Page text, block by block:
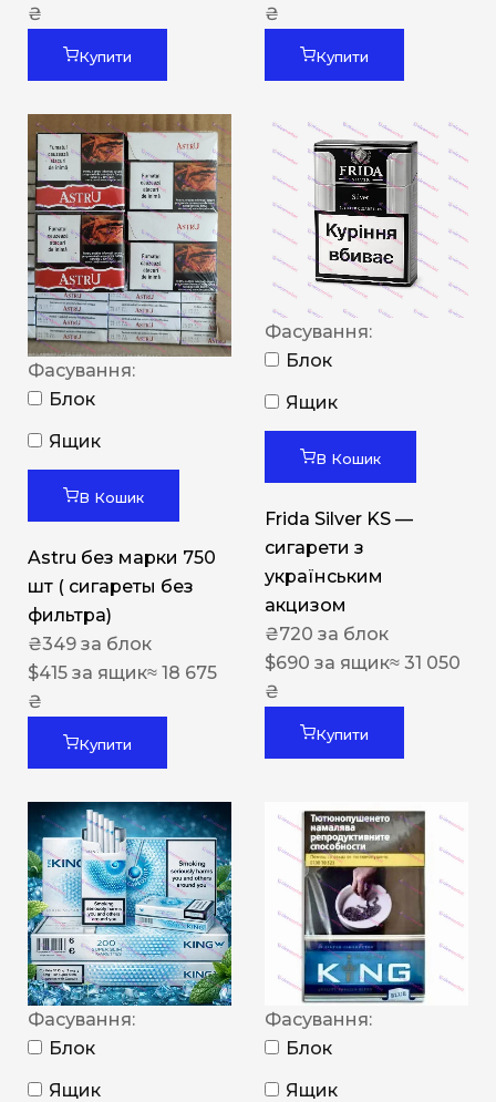
₴
Купити
₴
Купити
Фасування:
Блок
Ящик
В Кошик
Astru без марки 750
шт ( сигареты без
фильтра)
₴349 за блок
$415 за ящик≈ 18 675
₴
Купити
Фасування:
Блок
Ящик
В Кошик
Frida Silver KS —
сигарети з
українським
акцизом
₴720 за блок
$690 за ящик≈ 31 050
₴
Купити
Фасування:
Блок
Ящик
Фасування:
Блок
Ящик